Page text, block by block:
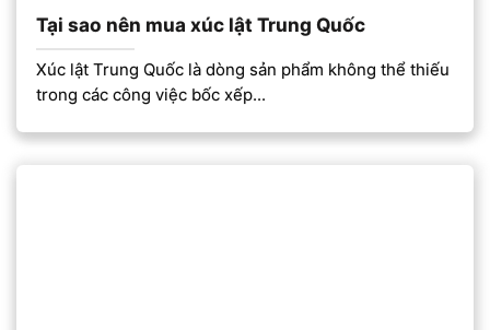
Tại sao nên mua xúc lật Trung Quốc
Xúc lật Trung Quốc là dòng sản phẩm không thể thiếu
trong các công việc bốc xếp...